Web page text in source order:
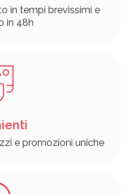
in tempi brevissimi e
in 48h
e promozioni uniche